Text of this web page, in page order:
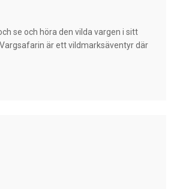
se och höra den vilda vargen i sitt
är ett vildmarksäventyr där